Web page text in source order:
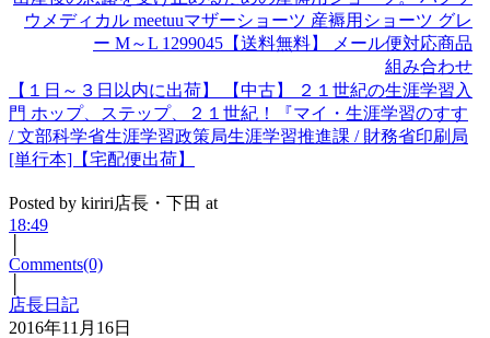
ウメディカル meetuuマザーショーツ 産褥用ショーツ グレ
ー M～L 1299045【送料無料】 メール便対応商品
組み合わせ
【１日～３日以内に出荷】 【中古】 ２１世紀の生涯学習入
門 ホップ、ステップ、２１世紀！『マイ・生涯学習のすす
/ 文部科学省生涯学習政策局生涯学習推進課 / 財務省印刷局
[単行本]【宅配便出荷】
Posted by kiriri店長・下田 at
18:49
Comments(0)
店長日記
2016年11月16日